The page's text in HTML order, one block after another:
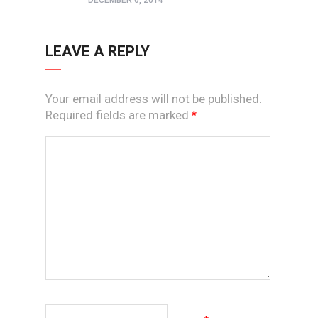
LEAVE A REPLY
Your email address will not be published.
Required fields are marked *